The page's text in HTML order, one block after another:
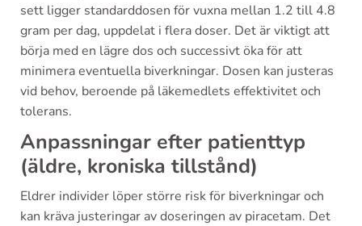
sett ligger standarddosen för vuxna mellan 1.2 till 4.8
gram per dag, uppdelat i flera doser. Det är viktigt att
börja med en lägre dos och successivt öka för att
minimera eventuella biverkningar. Dosen kan justeras
vid behov, beroende på läkemedlets effektivitet och
tolerans.
Anpassningar efter patienttyp
(äldre, kroniska tillstånd)
Eldrer individer löper större risk för biverkningar och
kan kräva justeringar av doseringen av piracetam. Det